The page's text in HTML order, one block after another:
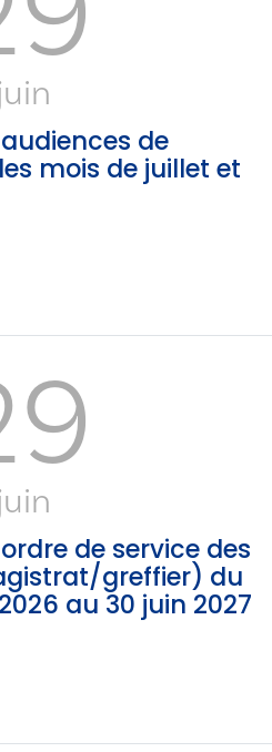
de
mois de juillet et
de service des
greffier) du
au 30 juin 2027